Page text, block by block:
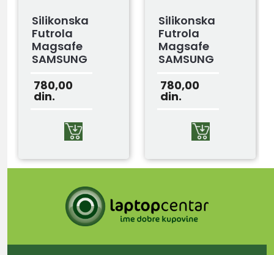
Silikonska
Futrola
Magsafe
SAMSUNG
780,00
din.
Silikonska
Futrola
Magsafe
SAMSUNG
780,00
din.